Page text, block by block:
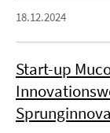
18.12.2024
Start-up